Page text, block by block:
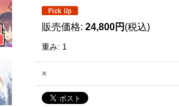
販売価格: 24,800円 (税込)
重み: 1
×